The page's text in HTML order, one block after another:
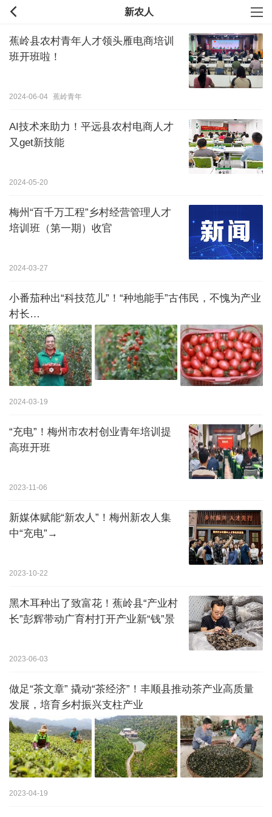
新农人
蕉岭县农村青年人才领头雁电商培训
班开班啦！
2024-06-04 蕉岭青年
AI技术来助力！平远县农村电商人才
又get新技能
2024-05-20
梅州“百千万工程”乡村经营管理人才
培训班（第一期）收官
2024-03-27
小番茄种出“科技范儿”！“种地能手”古伟民，不愧为产业
村长…
2024-03-19
“充电”！梅州市农村创业青年培训提
高班开班
2023-11-06
新媒体赋能“新农人”！梅州新农人集
中“充电”→
2023-10-22
黑木耳种出了致富花！蕉岭县“产业村
长”彭辉带动广育村打开产业新“钱”景
2023-06-03
做足“茶文章” 撬动“茶经济”！丰顺县推动茶产业高质量
发展，培育乡村振兴支柱产业
2023-04-19